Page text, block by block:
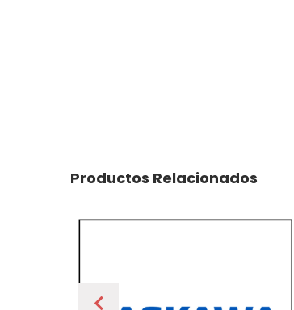
Productos Relacionados